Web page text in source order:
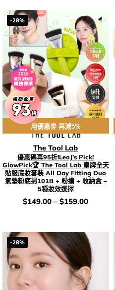
-28%
用優惠劵 再減5%
The Tool Lab
優惠碼再95折!LeoJ’s Pick!
GlowPick🏆 The Tool Lab 皇牌全天
貼服底妝套裝 All Day Fitting Duo
氣墊粉底掃101B + 粉撲 + 收納盒 –
5種妝效選擇
價
$149.00 – $159.00
-28%